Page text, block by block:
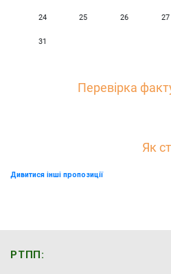
24 25 26 27
31
Перевірка
Як
Дивитися інші пропозиції
РТПП: